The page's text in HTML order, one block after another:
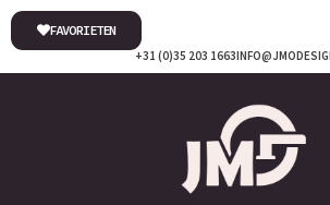
+31 (0)35 203 1663
FAVORIETEN